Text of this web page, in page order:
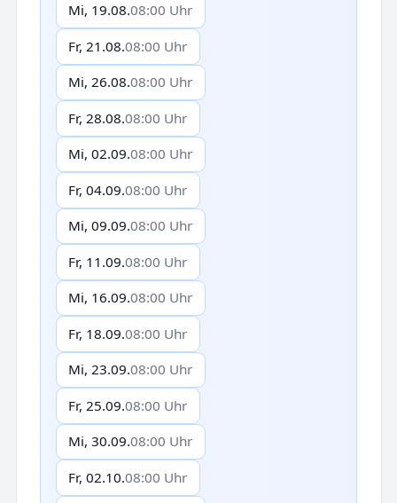
Mi, 19.08.08:00 Uhr
Fr, 21.08.08:00 Uhr
Mi, 26.08.08:00 Uhr
Fr, 28.08.08:00 Uhr
Mi, 02.09.08:00 Uhr
Fr, 04.09.08:00 Uhr
Mi, 09.09.08:00 Uhr
Fr, 11.09.08:00 Uhr
Mi, 16.09.08:00 Uhr
Fr, 18.09.08:00 Uhr
Mi, 23.09.08:00 Uhr
Fr, 25.09.08:00 Uhr
Mi, 30.09.08:00 Uhr
Fr, 02.10.08:00 Uhr